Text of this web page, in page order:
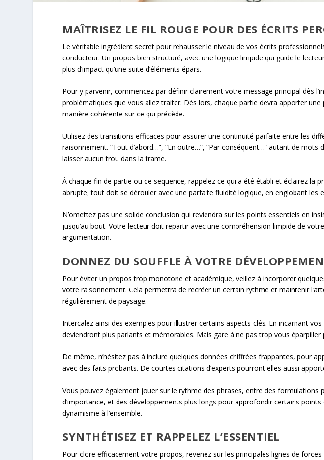
MAÎTRISEZ LE FIL ROUGE POUR DES ÉCRITS
Le véritable ingrédient secret pour rehausser le niveau de vos écrits
conducteur. Un propos bien structuré, avec une logique limpide qui guide le
plus d’impact qu’une suite d’éléments épars.
Pour y parvenir, commencez par définir clairement votre message principal dès
problématiques que vous allez traiter. Dès lors, chaque partie devra apporter une
manière cohérente sur ce qui précède.
Utilisez des transitions efficaces pour assurer une continuité parfaite entre les
raisonnement. “Tout d’abord…”, “En outre…”, “Par conséquent…” autant de mots
laisser aucun trou dans la trame.
À chaque fin de partie ou de sequence, rappelez ce qui a été établi et éclairez la
abrupte, tout doit se dérouler avec une parfaite fluidité logique, en englobant les
N’omettez pas une solide conclusion qui reviendra sur les points essentiels en
jusqu’au bout. Votre lecteur doit repartir avec une compréhension limpide de
argumentation.
DONNEZ DU SOUFFLE À VOTRE
Pour éviter un propos trop monotone et académique, veillez à incorporer
votre raisonnement. Cela permettra de recréer un certain rythme et maintenir
régulièrement de paysage.
Intercalez ainsi des exemples pour illustrer certains aspects-clés. En incarnant
deviendront plus parlants et mémorables. Mais gare à ne pas trop vous éparpiller
De même, n’hésitez pas à inclure quelques données chiffrées frappantes, pour
avec des faits probants. De courtes citations d’experts pourront elles aussi
Vous pouvez également jouer sur le rythme des phrases, entre des formulations
d’importance, et des développements plus longs pour approfondir certains
dynamisme à l’ensemble.
SYNTHÉTISEZ ET RAPPELEZ L’ESSENTIEL
Pour clore efficacement votre propos, revenez sur les principales lignes de forces